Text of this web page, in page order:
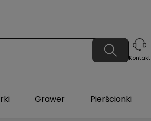
Kontakt
Grawer Pierścionki